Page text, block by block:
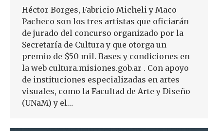
Héctor Borges, Fabricio Micheli y Maco
Pacheco son los tres artistas que oficiarán
de jurado del concurso organizado por la
Secretaría de Cultura y que otorga un
premio de $50 mil. Bases y condiciones en
la web cultura.misiones.gob.ar . Con apoyo
de instituciones especializadas en artes
visuales, como la Facultad de Arte y Diseño
(UNaM) y el…